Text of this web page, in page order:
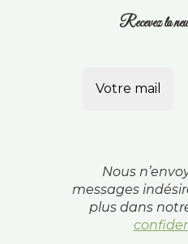
Recevez la
Nous
messages
plus dans